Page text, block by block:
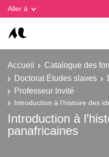
Aller à
Accueil Catalogue des
Doctorat Études slaves
Professeur Invité
Introduction à l’histoire des
Introduction à
panafricaines
Gestion des cookies